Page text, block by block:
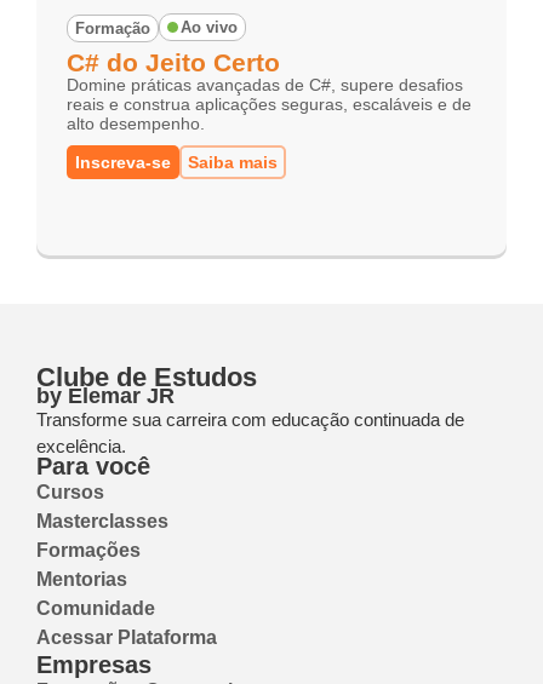
Formação Ao vivo
C# do Jeito Certo
Domine práticas avançadas de C#, supere desafios
reais e construa aplicações seguras, escaláveis e de
alto desempenho.
Inscreva-se
Saiba mais
Clube de Estudos
by Elemar JR
Transforme sua carreira com educação continuada de
excelência.
Para você
Cursos
Masterclasses
Formações
Mentorias
Comunidade
Acessar Plataforma
Empresas